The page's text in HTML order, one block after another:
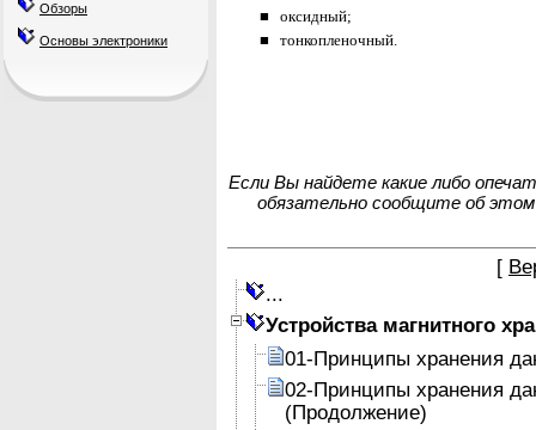
Обзоры
Основы электроники
■ оксидный;
■ тонкопленочный.
Если Вы найдете какие либо
обязательно сообщите об
[
Устройства магнитного
01-Принципы хранения
02-Принципы хранения
(Продолжение)